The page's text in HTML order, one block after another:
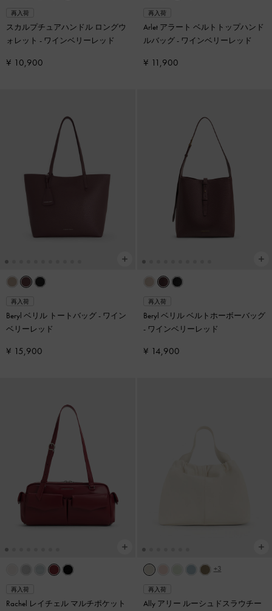
再入荷
スカルプチュアハンドル ロングウ
ォレット - ワインベリーレッド
¥ 10,900
再入荷
Arlet アラート ベルトトップハンド
ルバッグ- ワインベリーレッド
¥ 11,900
再入荷
Beryl ベリル トートバッグ- ワイン
ベリーレッド
¥ 15,900
再入荷
Beryl ベリル ベルトホーボーバッグ
- ワインベリーレッド
¥ 14,900
再入荷
Rachel レイチェル マルチポケット
+3
再入荷
Ally アリー ルーシュドスラウチー